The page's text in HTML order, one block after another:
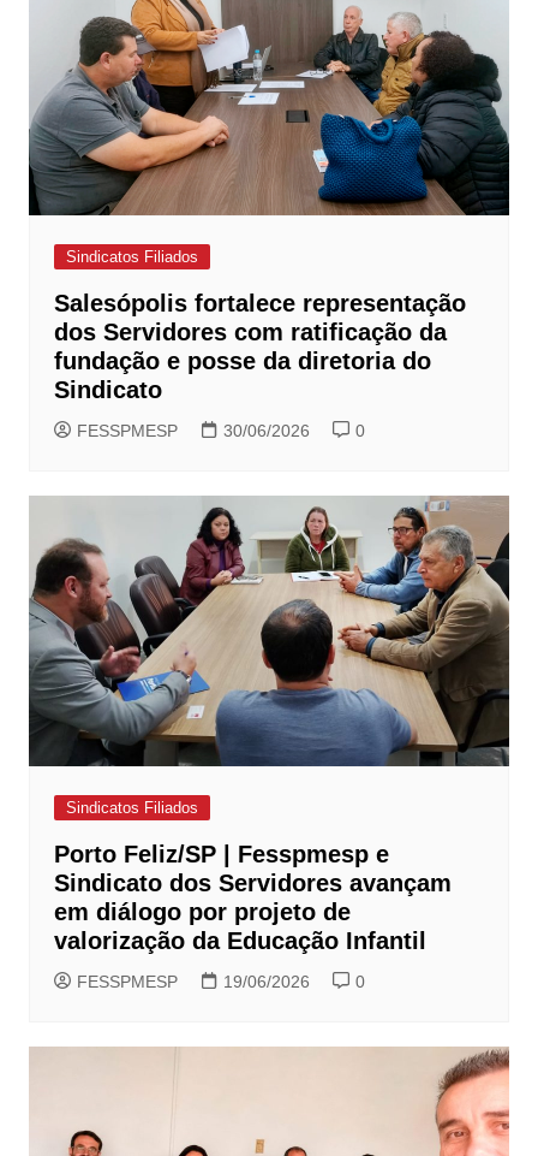
Sindicatos Filiados
Salesópolis fortalece representação
dos Servidores com ratificação da
fundação e posse da diretoria do
Sindicato
FESSPMESP 30/06/2026 0
Sindicatos Filiados
Porto Feliz/SP | Fesspmesp e
Sindicato dos Servidores avançam
em diálogo por projeto de
valorização da Educação Infantil
FESSPMESP 19/06/2026 0